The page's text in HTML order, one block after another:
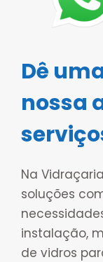
Dê
nossa
Na
soluções
instalação,
de vidros